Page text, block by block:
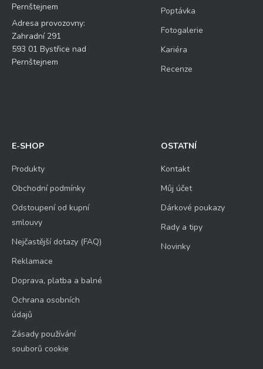
Pernštejnem
Adresa provozovny:
Zahradní 291
593 01 Bystřice nad
Pernštejnem
Poptávka
Fotogalerie
Kariéra
Recenze
E-SHOP
Produkty
Obchodní podmínky
Odstoupení od kupní
smlouvy
Nejčastější dotazy (FAQ)
Reklamace
Doprava, platba a balné
Ochrana osobních
údajů
Zásady používání
souborů cookie
OSTATNÍ
Kontakt
Můj účet
Dárkové poukazy
Rady a tipy
Novinky